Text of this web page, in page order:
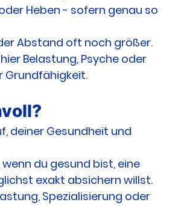
Heben - sofern genau so
Abstand oft noch größer.
Belastung, Psyche oder
Grundfähigkeit.
deiner Gesundheit und
du gesund bist, eine
exakt absichern willst.
Spezialisierung oder